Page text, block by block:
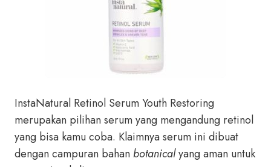
InstaNatural Retinol Serum Youth Restoring
merupakan pilihan serum yang mengandung retinol
yang bisa kamu coba. Klaimnya serum ini dibuat
dengan campuran bahanbotanicalyang aman untuk